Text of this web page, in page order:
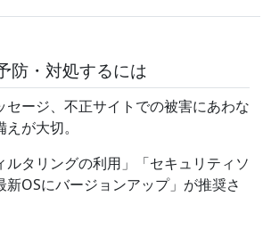
防・対処するには
セージ、不正サイトでの被害にあわな
が大切。
ルタリングの利用」「セキュリティソ
新OSにバージョンアップ」が推奨さ